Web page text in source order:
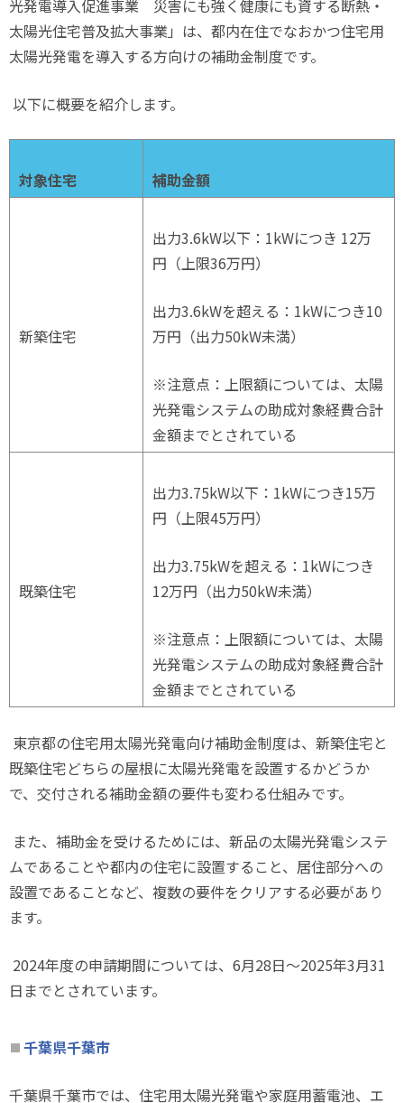
光発電導入促進事業 災害にも強く健康にも資する断熱・
太陽光住宅普及拡大事業」は、都内在住でなおかつ住宅用
太陽光発電を導入する方向けの補助金制度です。
以下に概要を紹介します。
対象住宅 補助金額
新築住宅
出力3.6kW以下： 1kWにつき 12万
円（上限36万円）
出力3.6kWを超える： 1kWにつき10
万円（出力50kW未満）
※注意点：上限額については、太陽
光発電システムの助成対象経費合計
金額までとされている
既築住宅
出力3.75kW以下： 1kWにつき15万
円（上限45万円）
出力3.75kWを超える： 1kWにつき
12万円（出力50kW未満）
※注意点：上限額については、太陽
光発電システムの助成対象経費合計
金額までとされている
東京都の住宅用太陽光発電向け補助金制度は、新築住宅と
既築住宅どちらの屋根に太陽光発電を設置するかどうか
で、交付される補助金額の要件も変わる仕組みです。
また、補助金を受けるためには、新品の太陽光発電システ
ムであることや都内の住宅に設置すること、居住部分への
設置であることなど、複数の要件をクリアする必要があり
ます。
2024年度の申請期間については、 6月28日～2025年3月31
日までとされています。
千葉県千葉市
千葉県千葉市では、住宅用太陽光発電や家庭用蓄電池、エ